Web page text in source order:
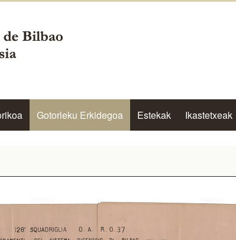
Gotorleku Erkidegoa Estekak Ikastetxeak